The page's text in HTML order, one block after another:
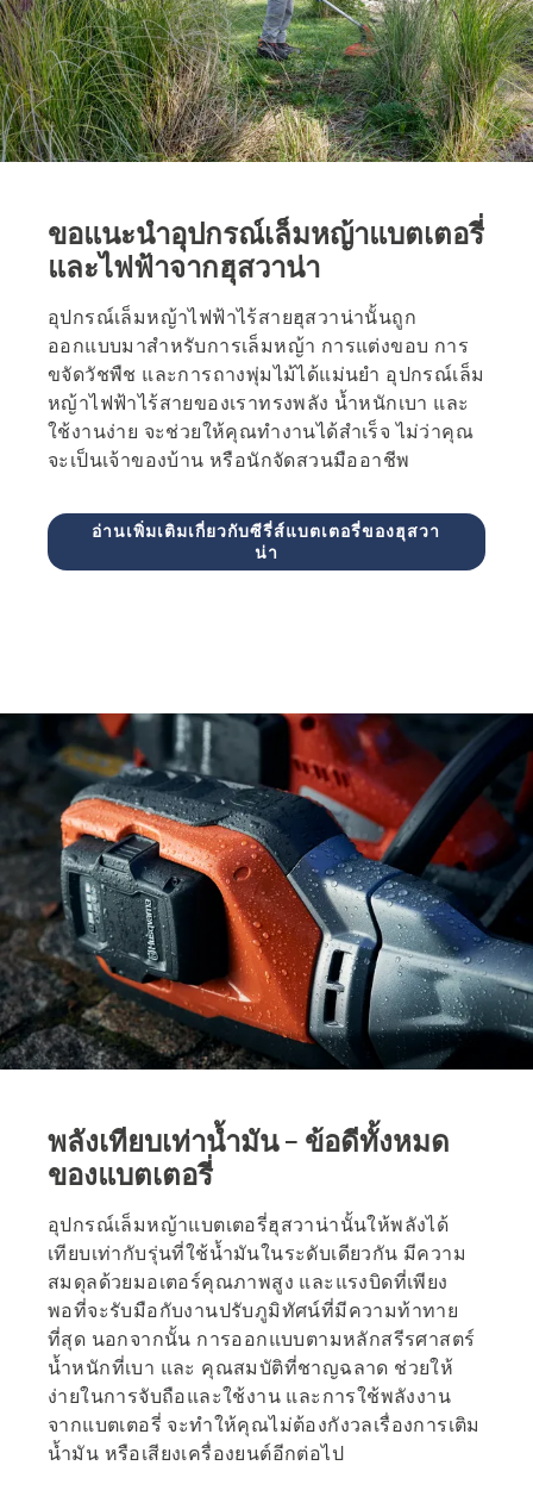
ขอแนะนำอุปกรณ์เล็มหญ้าแบตเตอรี่
และไฟฟ้าจากฮุสวาน่า
อุปกรณ์เล็มหญ้าไฟฟ้าไร้สายฮุสวาน่านั้นถูก
ออกแบบมาสำหรับการเล็มหญ้า การแต่งขอบ การ
ขจัดวัชพืช และการถางพุ่มไม้ได้แม่นยำ อุปกรณ์เล็ม
หญ้าไฟฟ้าไร้สายของเราทรงพลัง น้ำหนักเบา และ
ใช้งานง่าย จะช่วยให้คุณทำงานได้สำเร็จ ไม่ว่าคุณ
จะเป็นเจ้าของบ้าน หรือนักจัดสวนมืออาชีพ
อ่านเพิ่มเติมเกี่ยวกับซีรี่ส์แบตเตอรี่ของฮุสวา
น่า
พลังเทียบเท่าน้ำมัน – ข้อดีทั้งหมด
ของแบตเตอรี่
อุปกรณ์เล็มหญ้าแบตเตอรี่ฮุสวาน่านั้นให้พลังได้
เทียบเท่ากับรุ่นที่ใช้น้ำมันในระดับเดียวกัน มีความ
สมดุลด้วยมอเตอร์คุณภาพสูง และแรงบิดที่เพียง
พอที่จะรับมือกับงานปรับภูมิทัศน์ที่มีความท้าทาย
ที่สุด นอกจากนั้น การออกแบบตามหลักสรีรศาสตร์
น้ำหนักที่เบา และ คุณสมบัติที่ชาญฉลาด ช่วยให้
ง่ายในการจับถือและใช้งาน และการใช้พลังงาน
จากแบตเตอรี่ จะทำให้คุณไม่ต้องกังวลเรื่องการเติม
น้ำมัน หรือเสียงเครื่องยนต์อีกต่อไป